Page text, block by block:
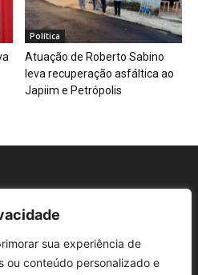
sua experiência de
ou conteúdo personalizado e
Política
Atuação de Roberto Sabino
leva recuperação asfáltica ao
Japiim e Petrópolis
AM